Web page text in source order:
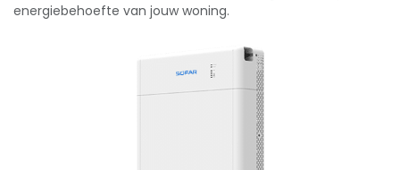
energiebehoefte van jouw woning.